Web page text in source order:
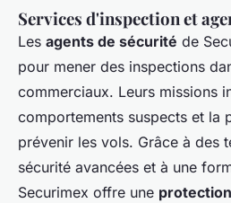
Services d'inspection et
Les agents de sécurité de
pour mener des inspections
commerciaux. Leurs missions
comportements suspects et la
prévenir les vols. Grâce à des
sécurité avancées et à une
Securimex offre une